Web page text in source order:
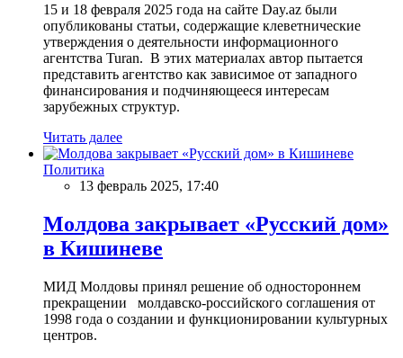
15 и 18 февраля 2025 года на сайте Day.az были
опубликованы статьи, содержащие клеветнические
утверждения о деятельности информационного
агентства Turan. В этих материалах автор пытается
представить агентство как зависимое от западного
финансирования и подчиняющееся интересам
зарубежных структур.
Читать далее
Политика
13 февраль 2025, 17:40
Молдова закрывает «Русский дом»
в Кишиневе
МИД Молдовы принял решение об одностороннем
прекращении молдавско-российского соглашения от
1998 года о создании и функционировании культурных
центров.